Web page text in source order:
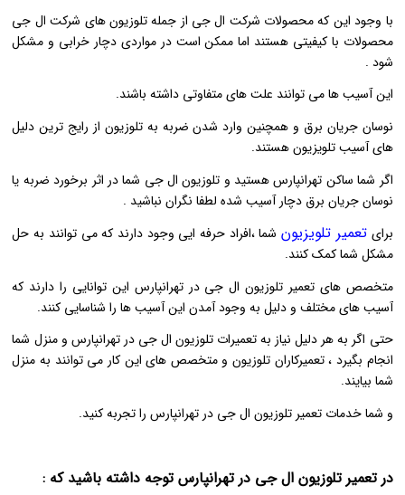
با وجود این که محصولات شرکت ال جی از جمله تلوزیون های شرکت ال جی
محصولات با کیفیتی هستند اما ممکن است در مواردی دچار خرابی و مشکل
شود .
این آسیب ها می توانند علت های متفاوتی داشته باشند.
نوسان جریان برق و همچنین وارد شدن ضربه به تلوزیون از رایج ترین دلیل
های آسیب تلویزیون هستند.
اگر شما ساکن تهرانپارس هستید و تلوزیون ال جی شما در اثر برخورد ضربه یا
نوسان جریان برق دچار آسیب شده لطفا نگران نباشید .
برایتعمیر تلویزیونشما ،افراد حرفه ایی وجود دارند که می توانند به حل
مشکل شما کمک کنند.
متخصص های تعمیر تلوزیون ال جی در تهرانپارس این توانایی را دارند که
آسیب های مختلف و دلیل به وجود آمدن این آسیب ها را شناسایی کنند.
حتی اگر به هر دلیل نیاز به تعمیرات تلوزیون ال جی در تهرانپارس و منزل شما
انجام بگیرد ، تعمیرکاران تلوزیون و متخصص های این کار می توانند به منزل
شما بیایند.
و شما خدمات تعمیر تلوزیون ال جی در تهرانپارس را تجربه کنید.
در تعمیر تلوزیون ال جی در تهرانپارس توجه داشته باشید که :